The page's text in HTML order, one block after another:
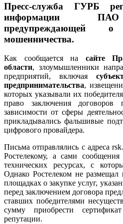
Пресс-служба ГУРБ
информации ПАО
предупреждающей
мошенничества.
Как сообщается на сайте
области, злоумышленники
предприятий, включая
предпринимательства,
которых указывали их
право заключения
зависимости от сферы
прикладывались фальшивые
цифрового провайдера.
Письма отправлялись с адреса
Ростелекому, а сами
технических ресурсах, с
Однако Ростелеком не
площадках о закупке услуг,
перед заключением договора
ставших победителями
сумму приобрести
репутации.